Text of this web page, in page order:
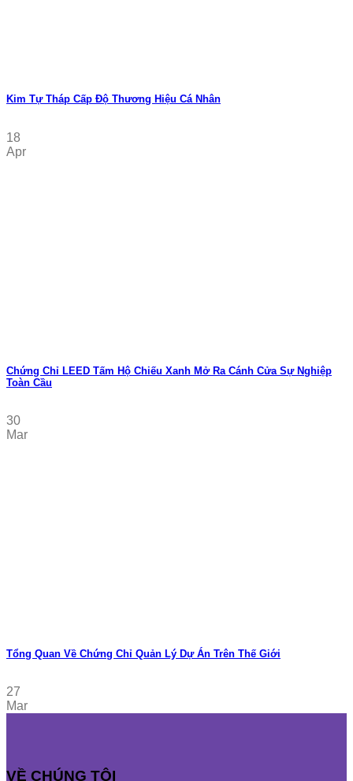
Kim Tự Tháp Cấp Độ Thương Hiệu Cá Nhân
18
Apr
Chứng Chỉ LEED Tấm Hộ Chiếu Xanh Mở Ra Cánh Cửa Sự Nghiệp
Toàn Cầu
30
Mar
Tổng Quan Về Chứng Chỉ Quản Lý Dự Án Trên Thế Giới
27
Mar
VỀ CHÚNG TÔI